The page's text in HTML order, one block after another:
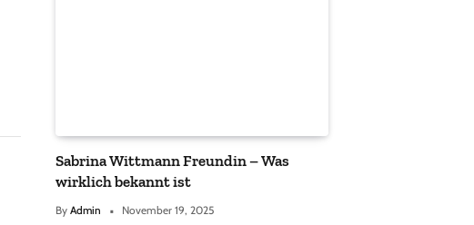
Sabrina Wittmann Freundin – Was
wirklich bekannt ist
By Admin November 19, 2025